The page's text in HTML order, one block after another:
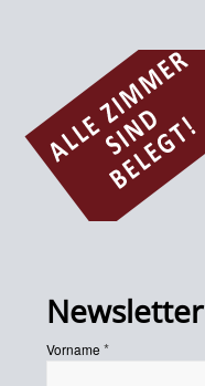
Newsletter
Vorname*